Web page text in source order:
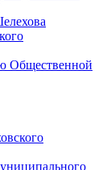
Общественной